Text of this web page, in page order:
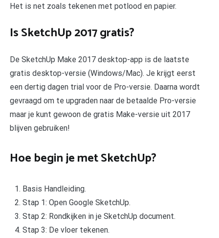
Het is net zoals tekenen met potlood en papier.
Is SketchUp 2017 gratis?
De SketchUp Make 2017 desktop-app is de laatste
gratis desktop-versie (Windows/Mac). Je krijgt eerst
een dertig dagen trial voor de Pro-versie. Daarna wordt
gevraagd om te upgraden naar de betaalde Pro-versie
maar je kunt gewoon de gratis Make-versie uit 2017
blijven gebruiken!
Hoe begin je met SketchUp?
Basis Handleiding.
Stap 1: Open Google SketchUp.
Stap 2: Rondkijken in je SketchUp document.
Stap 3: De vloer tekenen.